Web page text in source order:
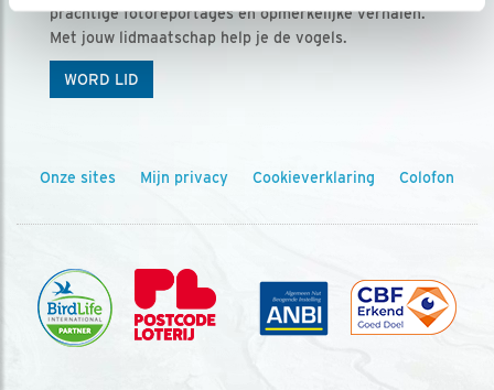
prachtige fotoreportages en opmerkelijke verhalen.
Met jouw lidmaatschap help je de vogels.
WORD LID
Onze sites Mijn privacy Cookieverklaring Colofon